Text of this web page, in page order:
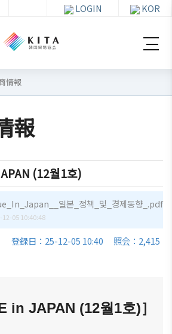
会員
社加
入・
検索
会員加
·特典
員
社
活
動
分科委
会）
料
ベント
セミナ
ー
KOR
LOGIN
情報
報
(12월1호)
일본_정책_및_경제동향_.pdf
12-05 10:40:48
登録日：25-12-05 10:40 照会：2,415
in JAPAN (12월1호)］